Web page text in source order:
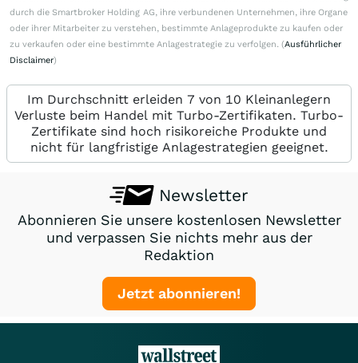
durch die Smartbroker Holding AG, ihre verbundenen Unternehmen, ihre Organe
oder ihrer Mitarbeiter zu verstehen, bestimmte Anlageprodukte zu kaufen oder
zu verkaufen oder eine bestimmte Anlagestrategie zu verfolgen. (Ausführlicher
Disclaimer)
Im Durchschnitt erleiden 7 von 10 Kleinanlegern
Verluste beim Handel mit Turbo-Zertifikaten. Turbo-
Zertifikate sind hoch risikoreiche Produkte und
nicht für langfristige Anlagestrategien geeignet.
Newsletter
Abonnieren Sie unsere kostenlosen Newsletter
und verpassen Sie nichts mehr aus der
Redaktion
Jetzt abonnieren!